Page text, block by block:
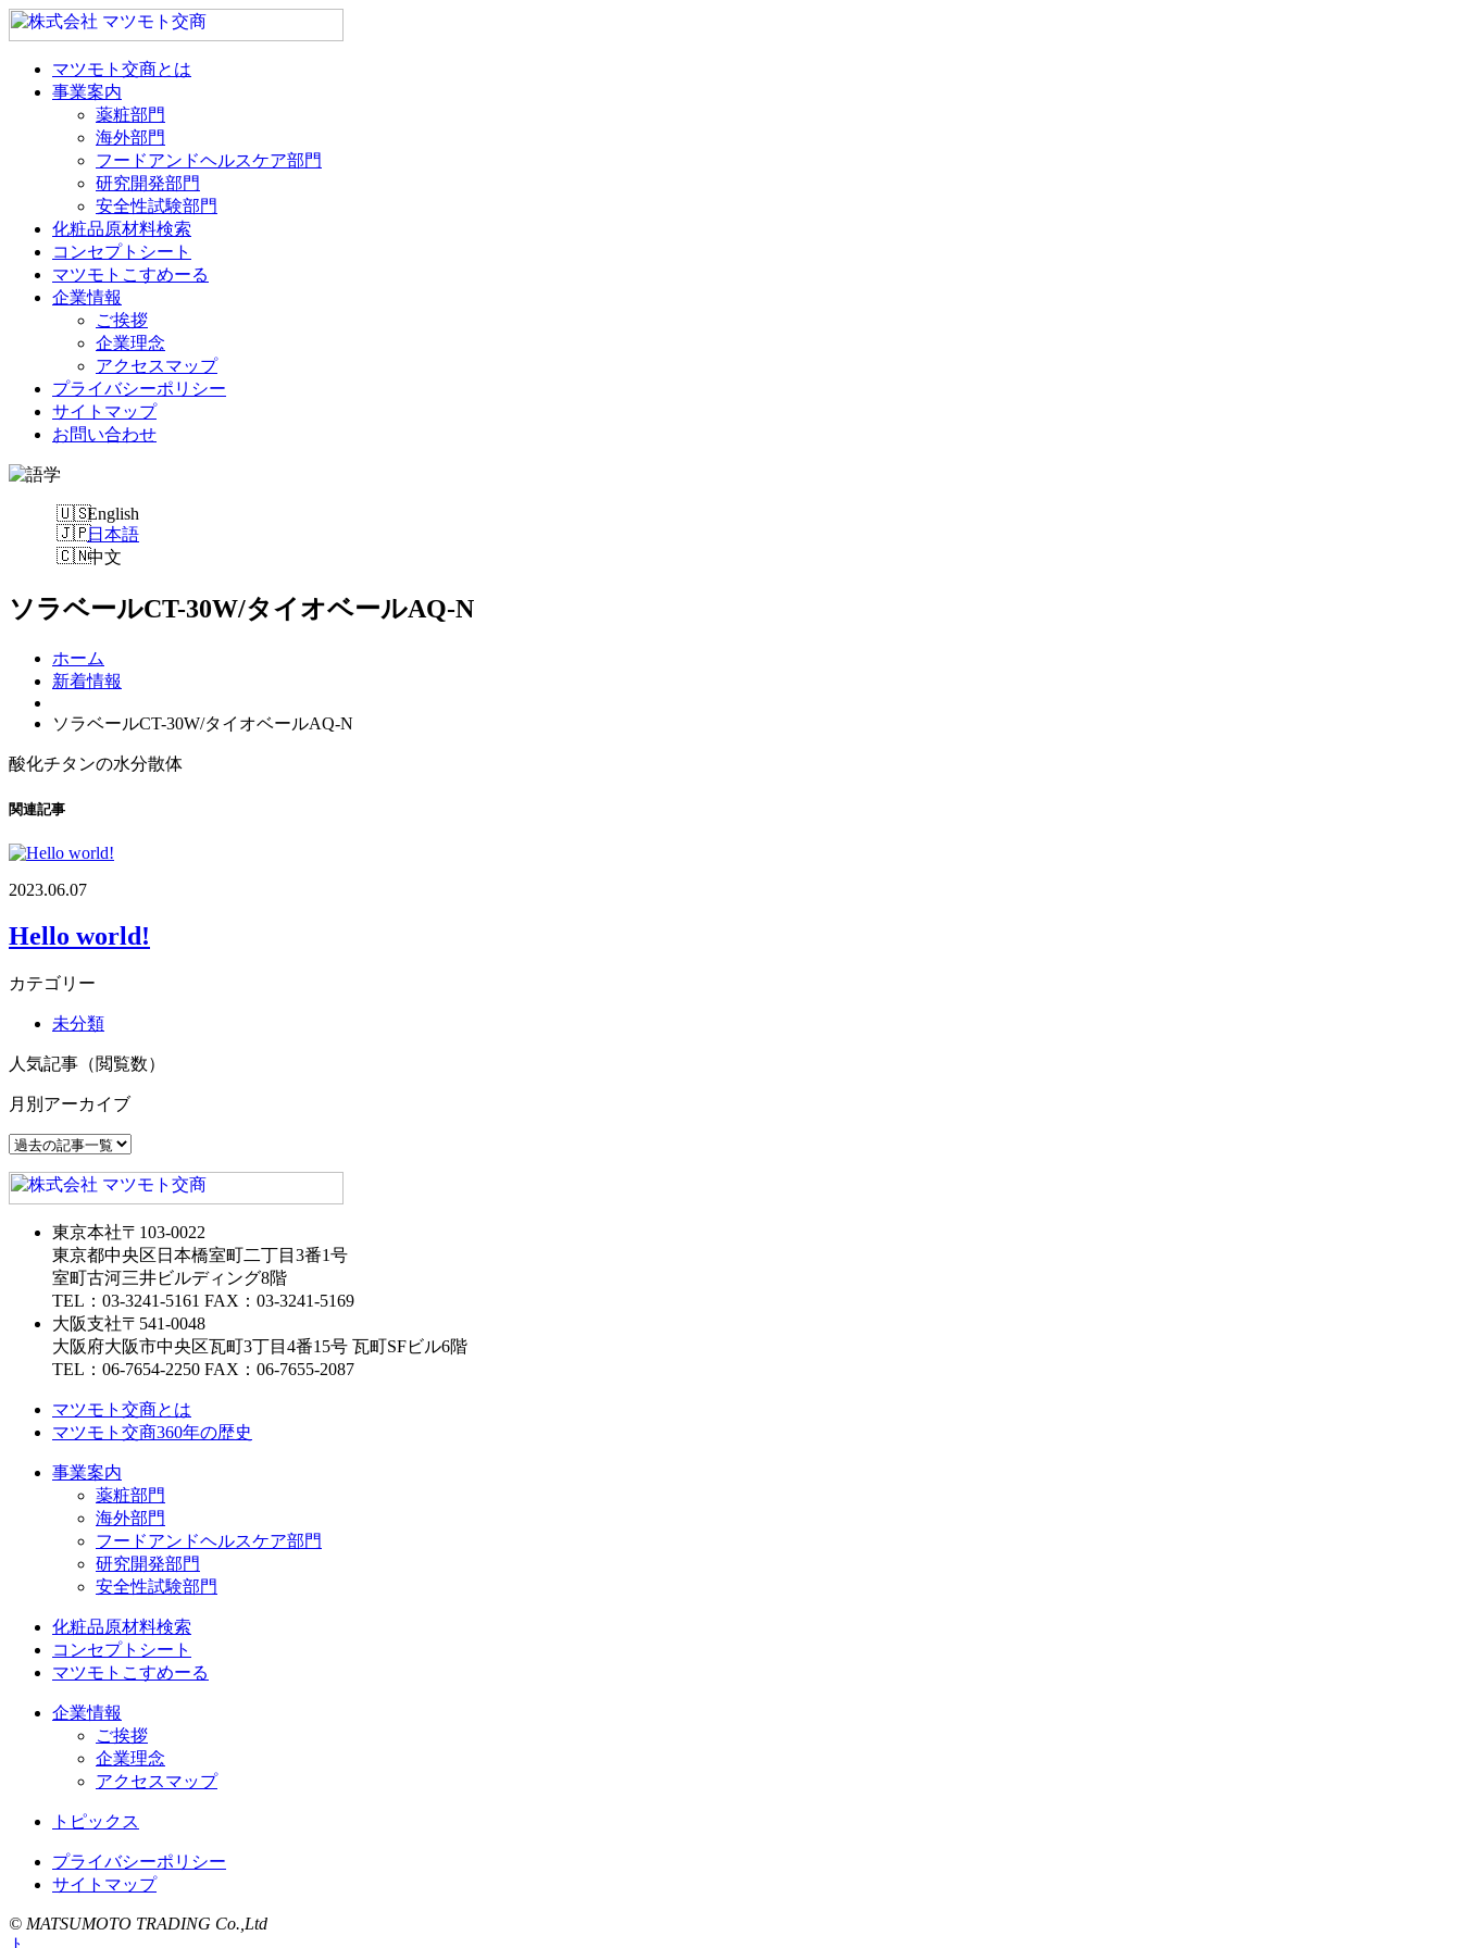
マツモト交商とは
事業案内
薬粧部門
海外部門
フードアンドヘルスケア部門
研究開発部門
安全性試験部門
化粧品原材料検索
コンセプトシート
マツモトこすめーる
企業情報
ご挨拶
企業理念
アクセスマップ
プライバシーポリシー
サイトマップ
お問い合わせ
English
日本語
中文
ソラベールCT-30W/タイオベールAQ-N
ホーム
新着情報
ソラベールCT-30W/タイオベールAQ-N
酸化チタンの水分散体
関連記事
2023.06.07
Hello world!
カテゴリー
未分類
人気記事（閲覧数）
月別アーカイブ
東京本社〒103-0022
東京都中央区日本橋室町二丁目3番1号
室町古河三井ビルディング8階
TEL：03-3241-5161 FAX：03-3241-5169
大阪支社〒541-0048
大阪府大阪市中央区瓦町3丁目4番15号 瓦町SFビル6階
TEL：06-7654-2250 FAX：06-7655-2087
マツモト交商とは
マツモト交商360年の歴史
事業案内
薬粧部門
海外部門
フードアンドヘルスケア部門
研究開発部門
安全性試験部門
化粧品原材料検索
コンセプトシート
マツモトこすめーる
企業情報
ご挨拶
企業理念
アクセスマップ
トピックス
プライバシーポリシー
サイトマップ
© MATSUMOTO TRADING Co.,Ltd